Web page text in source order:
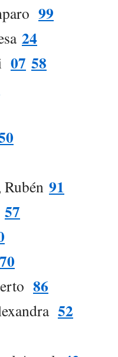
99
24
07 58
Rubén 91
57
70
86
52